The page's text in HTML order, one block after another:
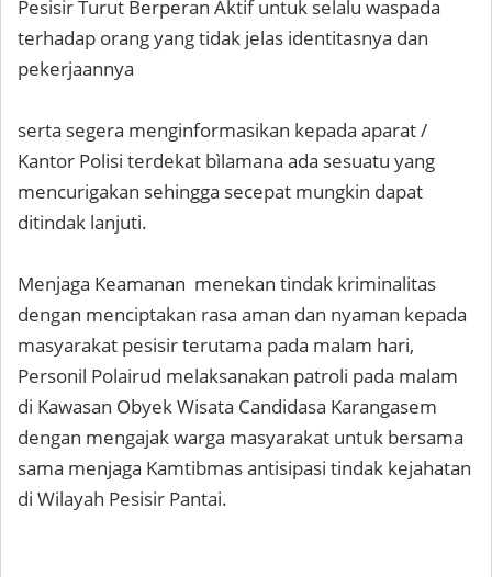
Pesisir Turut Berperan Aktif untuk selalu waspada
terhadap orang yang tidak jelas identitasnya dan
pekerjaannya
serta segera menginformasikan kepada aparat /
Kantor Polisi terdekat bìlamana ada sesuatu yang
mencurigakan sehingga secepat mungkin dapat
ditindak lanjuti.
Menjaga Keamanan menekan tindak kriminalitas
dengan menciptakan rasa aman dan nyaman kepada
masyarakat pesisir terutama pada malam hari,
Personil Polairud melaksanakan patroli pada malam
di Kawasan Obyek Wisata Candidasa Karangasem
dengan mengajak warga masyarakat untuk bersama
sama menjaga Kamtibmas antisipasi tindak kejahatan
di Wilayah Pesisir Pantai.